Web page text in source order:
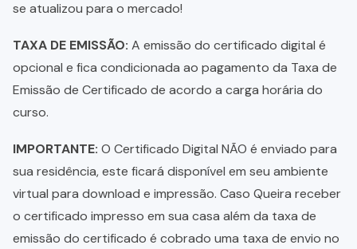
se atualizou para o mercado!
TAXA DE EMISSÃO: A emissão do certificado digital é
opcional e fica condicionada ao pagamento da Taxa de
Emissão de Certificado de acordo a carga horária do
curso.
IMPORTANTE: O Certificado Digital NÃO é enviado para
sua residência, este ficará disponível em seu ambiente
virtual para download e impressão. Caso Queira receber
o certificado impresso em sua casa além da taxa de
emissão do certificado é cobrado uma taxa de envio no